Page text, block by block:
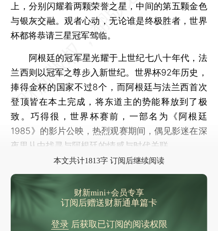
上，分别闪耀着两颗荣誉之星，中间的第五颗金色
与银灰交融。观者心动，无论谁是终极胜者，世界
杯都将恭请三星冠军驾临。
阿根廷的冠军星光耀于上世纪七八十年代，法
兰西则以冠军之尊步入新世纪。世界杯92年历史，
捧得金杯的国家不过8个，而阿根廷与法兰西首次
登顶皆在本土完成，将东道主的势能释放到了极
致。巧得很，世界杯赛前，一部名为《阿根廷
1985》的影片公映，热烈观赛期间，偶见影迷在深
夜里从中找寻与阿根廷的情感与时代关联。
本文共计1813字 订阅后继续阅读
财新mini+会员专享
订阅后赠送财新通单篇卡
登录后获取已订阅的阅读权限